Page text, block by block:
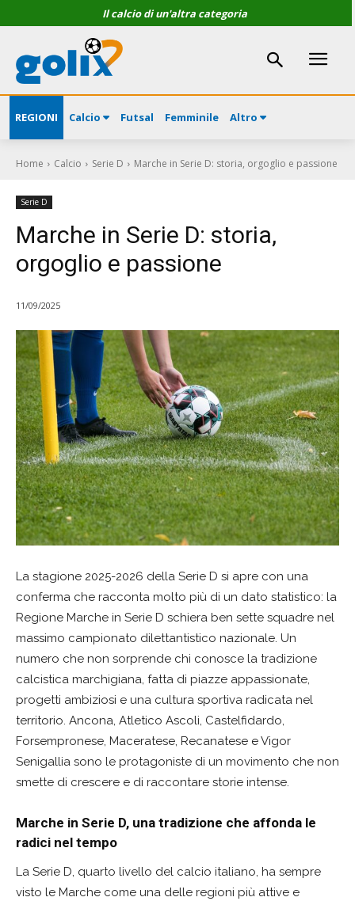
Il calcio di un'altra categoria
REGIONI Calcio Futsal Femminile Altro
Home Calcio Serie D Marche in Serie D: storia, orgoglio e passione
Serie D
Marche in Serie D: storia,
orgoglio e passione
11/09/2025
La stagione 2025-2026 della Serie D si apre con una
conferma che racconta molto più di un dato statistico: la
Regione Marche in Serie D schiera ben sette squadre nel
massimo campionato dilettantistico nazionale. Un
numero che non sorprende chi conosce la tradizione
calcistica marchigiana, fatta di piazze appassionate,
progetti ambiziosi e una cultura sportiva radicata nel
territorio. Ancona, Atletico Ascoli, Castelfidardo,
Forsempronese, Maceratese, Recanatese e Vigor
Senigallia sono le protagoniste di un movimento che non
smette di crescere e di raccontare storie intense.
Marche in Serie D, una tradizione che affonda le
radici nel tempo
La Serie D, quarto livello del calcio italiano, ha sempre
visto le Marche come una delle regioni più attive e